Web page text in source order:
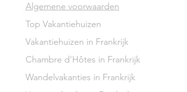
Algemene voorwaarden
Top Vakantiehuizen
Vakantiehuizen in Frankrijk
Chambre d'Hôtes in Frankrijk
Wandelvakanties in Frankrijk